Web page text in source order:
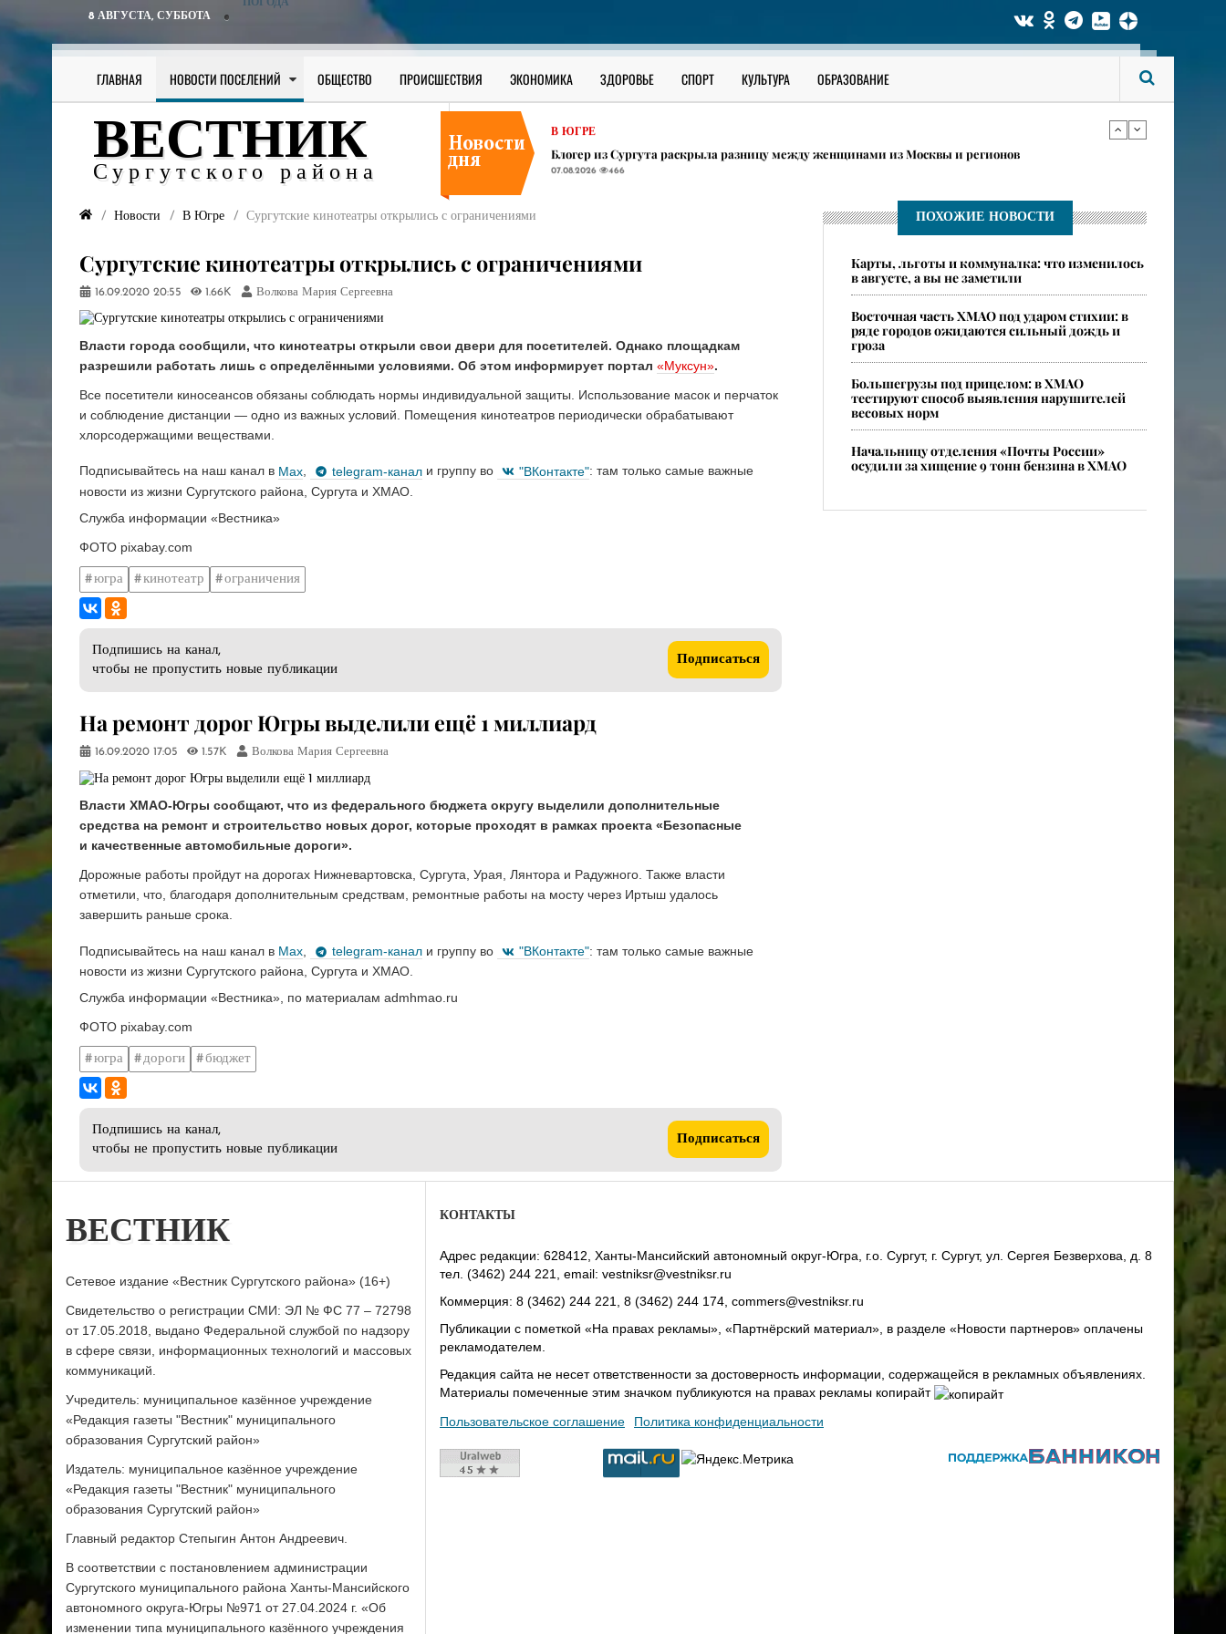
8 АВГУСТА, СУББОТА
ПОГОДА
ГЛАВНАЯ НОВОСТИ ПОСЕЛЕНИЙ ОБЩЕСТВО ПРОИСШЕСТВИЯ ЭКОНОМИКА ЗДОРОВЬЕ СПОРТ КУЛЬТУРА ОБРАЗОВАНИЕ
ВЕСТНИК
Сургутского района
07.08.2026 455
В ЮГРЕ
Блогер из Сургута раскрыла разницу между женщинами из Москвы и регионов
07.08.2026 466
Кабачковый бум! Готовим по рецептам депутатов, мэров и читателей из Сургутского района
Новости В Югре Сургутские кинотеатры открылись с ограничениями
Сургутские кинотеатры открылись с ограничениями
16.09.2020 20:55 1.66K Волкова Мария Сергеевна
Власти города сообщили, что кинотеатры открыли свои двери для посетителей. Однако площадкам
разрешили работать лишь с определёнными условиями. Об этом информирует портал «Муксун».
Все посетители киносеансов обязаны соблюдать нормы индивидуальной защиты. Использование масок и перчаток
и соблюдение дистанции — одно из важных условий. Помещения кинотеатров периодически обрабатывают
хлорсодержащими веществами.
Подписывайтесь на наш канал в Max, telegram-канал и группу во "ВКонтакте": там только самые важные
новости из жизни Сургутского района, Сургута и ХМАО.
Служба информации «Вестника»
ФОТО pixabay.com
югра кинотеатр ограничения
Подпишись на канал,
чтобы не пропустить новые публикации
Подписаться
На ремонт дорог Югры выделили ещё 1 миллиард
16.09.2020 17:05 1.57K Волкова Мария Сергеевна
Власти ХМАО-Югры сообщают, что из федерального бюджета округу выделили дополнительные
средства на ремонт и строительство новых дорог, которые проходят в рамках проекта «Безопасные
и качественные автомобильные дороги».
Дорожные работы пройдут на дорогах Нижневартовска, Сургута, Урая, Лянтора и Радужного. Также власти
отметили, что, благодаря дополнительным средствам, ремонтные работы на мосту через Иртыш удалось
завершить раньше срока.
Подписывайтесь на наш канал в Max telegram-канал и группу во "ВКонтакте": там только самые важные
новости из жизни Сургутского района, Сургута и ХМАО.
Служба информации «Вестника», по материалам admhmao.ru
ФОТО pixabay.com
югра дороги бюджет
Подпишись на канал,
чтобы не пропустить новые публикации
Подписаться
ПОХОЖИЕ НОВОСТИ
Карты, льготы и коммуналка: что изменилось
в августе, а вы не заметили
​Восточная часть ХМАО под ударом стихии: в
ряде городов ожидаются сильный дождь и
гроза
​Большегрузы под прицелом: в ХМАО
тестируют способ выявления нарушителей
весовых норм
​Начальницу отделения «Почты России»
осудили за хищение 9 тонн бензина в ХМАО
ВЕСТНИК
Сетевое издание «Вестник Сургутского района» (16+)
Свидетельство о регистрации СМИ: ЭЛ № ФС 77 – 72798
от 17.05.2018, выдано Федеральной службой по надзору
в сфере связи, информационных технологий и массовых
коммуникаций.
Учредитель: муниципальное казённое учреждение
«Редакция газеты "Вестник" муниципального
образования Сургутский район»
Издатель: муниципальное казённое учреждение
«Редакция газеты "Вестник" муниципального
образования Сургутский район»
Главный редактор Степыгин Антон Андреевич.
В соответствии с постановлением администрации
Сургутского муниципального района Ханты-Мансийского
автономного округа-Югры №971 от 27.04.2024 г. «Об
изменении типа муниципального казённого учреждения
КОНТАКТЫ
Адрес редакции: 628412, Ханты-Мансийский автономный округ-Югра, г.о. Сургут, г. Сургут, ул. Сергея Безверхова, д. 8
тел. (3462) 244 221, email: vestniksr@vestniksr.ru
Коммерция: 8 (3462) 244 221, 8 (3462) 244 174, commers@vestniksr.ru
Публикации с пометкой «На правах рекламы», «Партнёрский материал», в разделе «Новости партнеров» оплачены
рекламодателем.
Редакция сайта не несет ответственности за достоверность информации, содержащейся в рекламных объявлениях.
Материалы помеченные этим значком публикуются на правах рекламы копирайт
Пользовательское соглашение
Политика конфиденциальности